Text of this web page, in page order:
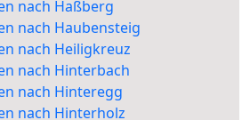
nach Haßberg
nach Haubensteig
nach Heiligkreuz
nach Hinterbach
nach Hinteregg
nach Hinterholz